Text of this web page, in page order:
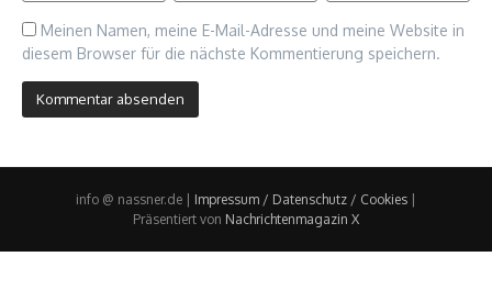
Meinen Namen, meine E-Mail-Adresse und meine Website in
diesem Browser für die nächste Kommentierung speichern.
info @ nassner.de | Impressum / Datenschutz / Cookies
Präsentiert von Nachrichtenmagazin X